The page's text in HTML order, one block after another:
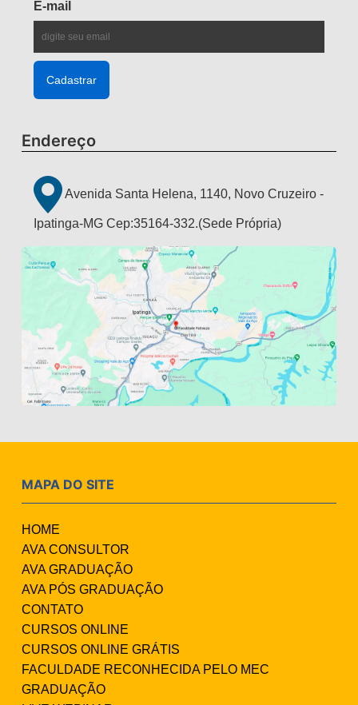
E-mail
Endereço
Avenida Santa Helena, 1140, Novo Cruzeiro -
Ipatinga-MG Cep:35164-332.(Sede Própria)
MAPA DO SITE
HOME
AVA CONSULTOR
AVA GRADUAÇÃO
AVA PÓS GRADUAÇÃO
CONTATO
CURSOS ONLINE
CURSOS ONLINE GRÁTIS
FACULDADE RECONHECIDA PELO MEC
GRADUAÇÃO